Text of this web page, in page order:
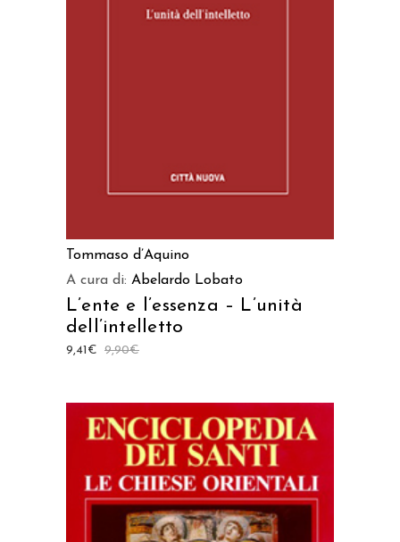
Tommaso d’Aquino
A cura di: Abelardo Lobato
L’ente e l’essenza – L’unità
dell’intelletto
9,90€
9,41 €